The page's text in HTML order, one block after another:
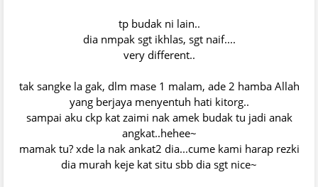
tp budak ni lain..
dia nmpak sgt ikhlas, sgt naif....
very different..
tak sangke la gak, dlm mase 1 malam, ade 2 hamba Allah
yang berjaya menyentuh hati kitorg..
sampai aku ckp kat zaimi nak amek budak tu jadi anak
angkat..hehee~
mamak tu? xde la nak ankat2 dia...cume kami harap rezki
dia murah keje kat situ sbb dia sgt nice~